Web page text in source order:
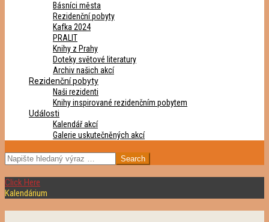
Básníci města
Rezidenční pobyty
Kafka 2024
PRALIT
Knihy z Prahy
Doteky světové literatury
Archiv našich akcí
Rezidenční pobyty
Naši rezidenti
Knihy inspirované rezidenčním pobytem
Události
Kalendář akcí
Galerie uskutečněných akcí
SEARCH
Click Here
Kalendárium